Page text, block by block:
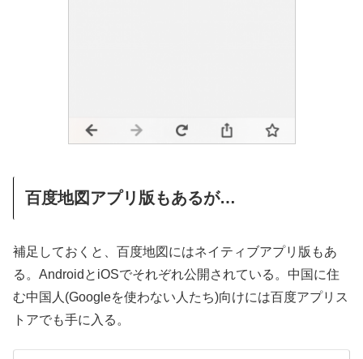
百度地図アプリ版もあるが…
補足しておくと、百度地図にはネイティブアプリ版もあ
る。AndroidとiOSでそれぞれ公開されている。中国に住
む中国人(Googleを使わない人たち)向けには百度アプリス
トアでも手に入る。